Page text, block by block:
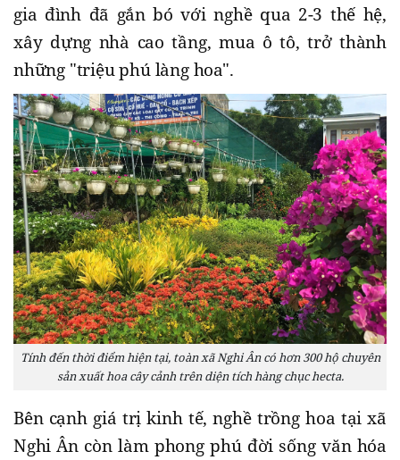
gia đình đã gắn bó với nghề qua 2-3 thế hệ,
xây dựng nhà cao tầng, mua ô tô, trở thành
những "triệu phú làng hoa".
Tính đến thời điểm hiện tại, toàn xã Nghi Ân có hơn 300 hộ chuyên
sản xuất hoa cây cảnh trên diện tích hàng chục hecta.
Bên cạnh giá trị kinh tế, nghề trồng hoa tại xã
Nghi Ân còn làm phong phú đời sống văn hóa